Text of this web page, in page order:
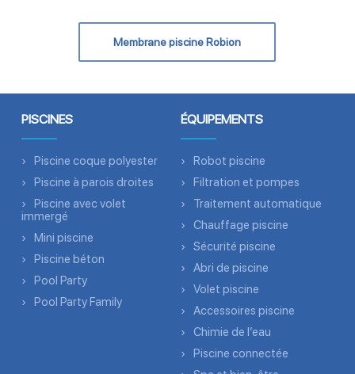
Membrane piscine Robion
PISCINES
Piscine coque polyester
Piscine à parois droites
Piscine avec volet
immergé
Mini piscine
Piscine béton
Pool Party
Pool Party Family
ÉQUIPEMENTS
Robot piscine
Filtration et pompes
Traitement automatique
Chauffage piscine
Sécurité piscine
Abri de piscine
Volet piscine
Accessoires piscine
Chimie de l’eau
Piscine connectée